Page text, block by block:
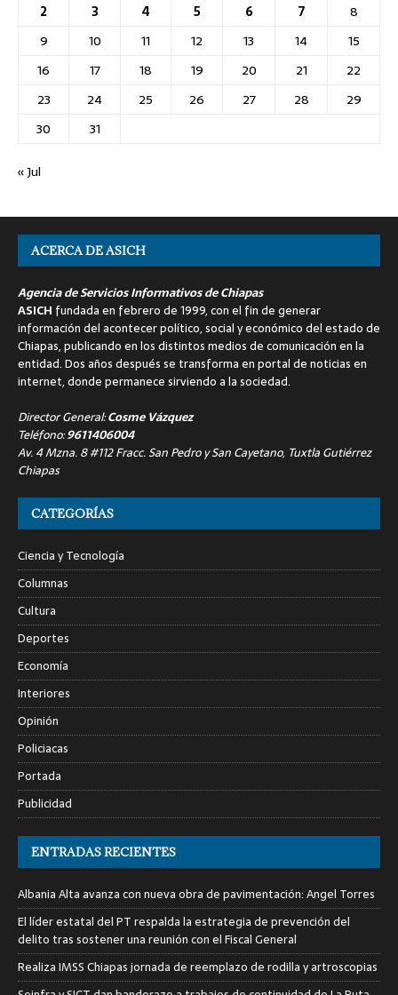
2
3 4 5 6 7
8
9
10 11 12 13 14
15
16
17 18 19 20 21
22
23
24 25 26 27 28
29
30
31
« Jul
ACERCA DE ASICH
Agencia de Servicios Informativos de Chiapas
ASICH fundada en febrero de 1999, con el fin de generar
información del acontecer político, social y económico del estado de
Chiapas, publicando en los distintos medios de comunicación en la
entidad. Dos años después se transforma en portal de noticias en
internet, donde permanece sirviendo a la sociedad.
Director General:Cosme Vázquez
Teléfono:9611406004
Av. 4 Mzna. 8 #112 Fracc. San Pedro y San Cayetano, Tuxtla Gutiérrez
Chiapas
CATEGORÍAS
Ciencia y Tecnología
Columnas
Cultura
Deportes
Economía
Interiores
Opinión
Policiacas
Portada
Publicidad
ENTRADAS RECIENTES
Albania Alta avanza con nueva obra de pavimentación: Angel Torres
El líder estatal del PT respalda la estrategia de prevención del
delito tras sostener una reunión con el Fiscal General
Realiza IMSS Chiapas jornada de reemplazo de rodilla y artroscopias